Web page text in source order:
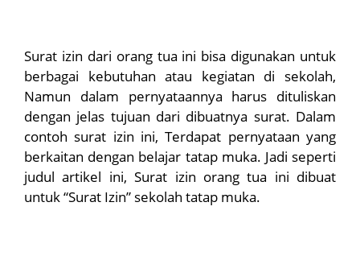
Surat izin dari orang tua ini bisa digunakan untuk
berbagai kebutuhan atau kegiatan di sekolah,
Namun dalam pernyataannya harus dituliskan
dengan jelas tujuan dari dibuatnya surat. Dalam
contoh surat izin ini, Terdapat pernyataan yang
berkaitan dengan belajar tatap muka. Jadi seperti
judul artikel ini, Surat izin orang tua ini dibuat
untuk “Surat Izin” sekolah tatap muka.